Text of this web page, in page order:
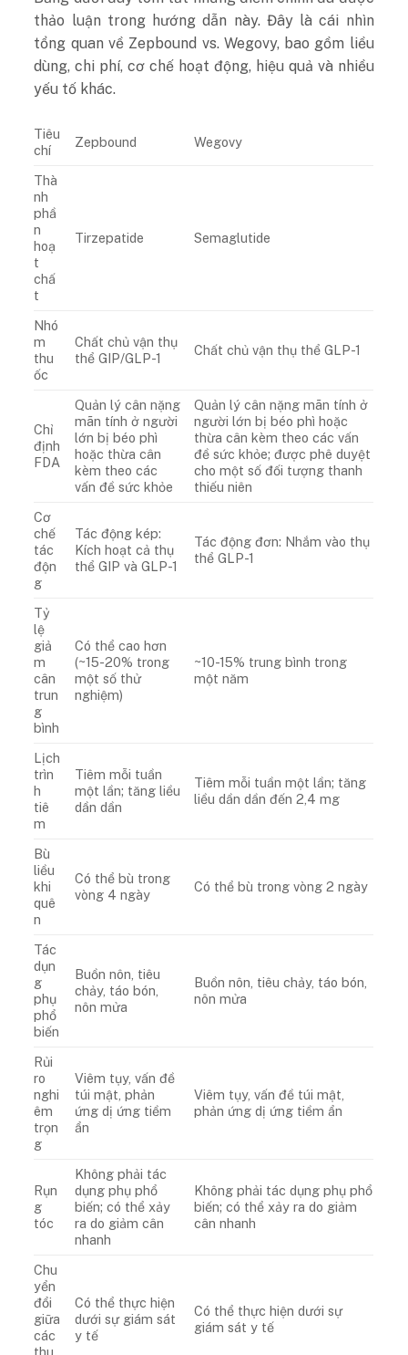
thảo luận trong hướng dẫn này. Đây là cái nhìn
tổng quan về Zepbound vs. Wegovy, bao gồm liều
dùng, chi phí, cơ chế hoạt động, hiệu quả và nhiều
yếu tố khác.
Tiêu
chí
Zepbound Wegovy
Thà
nh
phầ
n
hoạ
t
chấ
t
Tirzepatide Semaglutide
Nhó
m
thu
ốc
Chất chủ vận thụ
thể GIP/GLP-1
Chất chủ vận thụ thể GLP-1
Chỉ
định
FDA
Quản lý cân nặng
mãn tính ở người
lớn bị béo phì
hoặc thừa cân
kèm theo các
vấn đề sức khỏe
Quản lý cân nặng mãn tính ở
người lớn bị béo phì hoặc
thừa cân kèm theo các vấn
đề sức khỏe; được phê duyệt
cho một số đối tượng thanh
thiếu niên
Cơ
chế
tác
độn
g
Tác động kép:
Kích hoạt cả thụ
thể GIP và GLP-1
Tác động đơn: Nhắm vào thụ
thể GLP-1
Tỷ
lệ
giả
m
cân
trun
g
bình
Có thể cao hơn
(~15-20% trong
một số thử
nghiệm)
~10-15% trung bình trong
một năm
Lịch
trìn
h
tiê
m
Tiêm mỗi tuần
một lần; tăng liều
dần dần
Tiêm mỗi tuần một lần; tăng
liều dần dần đến 2,4 mg
Bù
liều
khi
quê
n
Có thể bù trong
vòng 4 ngày
Có thể bù trong vòng 2 ngày
Tác
dụn
g
phụ
phổ
biến
Buồn nôn, tiêu
chảy, táo bón,
nôn mửa
Buồn nôn, tiêu chảy, táo bón,
nôn mửa
Rủi
ro
nghi
êm
trọn
g
Viêm tụy, vấn đề
túi mật, phản
ứng dị ứng tiềm
ẩn
Viêm tụy, vấn đề túi mật,
phản ứng dị ứng tiềm ẩn
Rụn
g
tóc
Không phải tác
dụng phụ phổ
biến; có thể xảy
ra do giảm cân
nhanh
Không phải tác dụng phụ phổ
biến; có thể xảy ra do giảm
cân nhanh
Chu
yển
đổi
giữa
các
thu
Có thể thực hiện
dưới sự giám sát
y tế
Có thể thực hiện dưới sự
giám sát y tế